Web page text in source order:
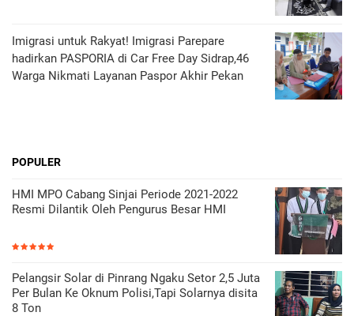
Imigrasi untuk Rakyat! Imigrasi Parepare
hadirkan PASPORIA di Car Free Day Sidrap,46
Warga Nikmati Layanan Paspor Akhir Pekan
POPULER
HMI MPO Cabang Sinjai Periode 2021-2022
Resmi Dilantik Oleh Pengurus Besar HMI
Pelangsir Solar di Pinrang Ngaku Setor 2,5 Juta
Per Bulan Ke Oknum Polisi,Tapi Solarnya disita
8 Ton